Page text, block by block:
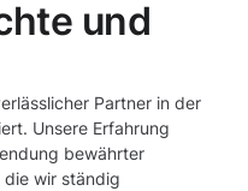
und
Partner in der
Unsere Erfahrung
bewährter
wir ständig